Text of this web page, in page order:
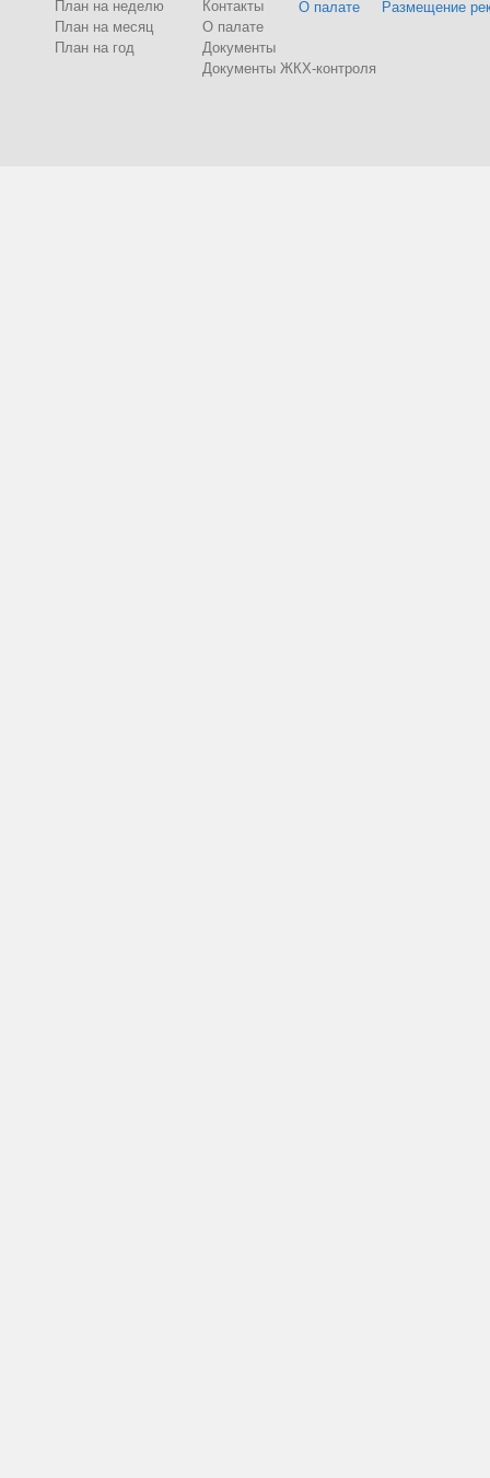
План на неделю
План на месяц
План на год
Контакты
О палате
Документы
Документы ЖКХ-контроля
О палате Размещение